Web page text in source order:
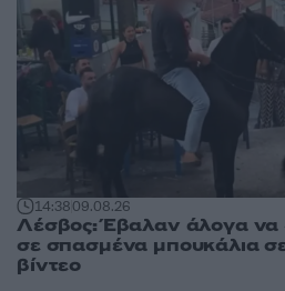
14:3809.08.26
Λέσβος: Έβαλαν άλογα
σε σπασμένα μπουκάλια
βίντεο